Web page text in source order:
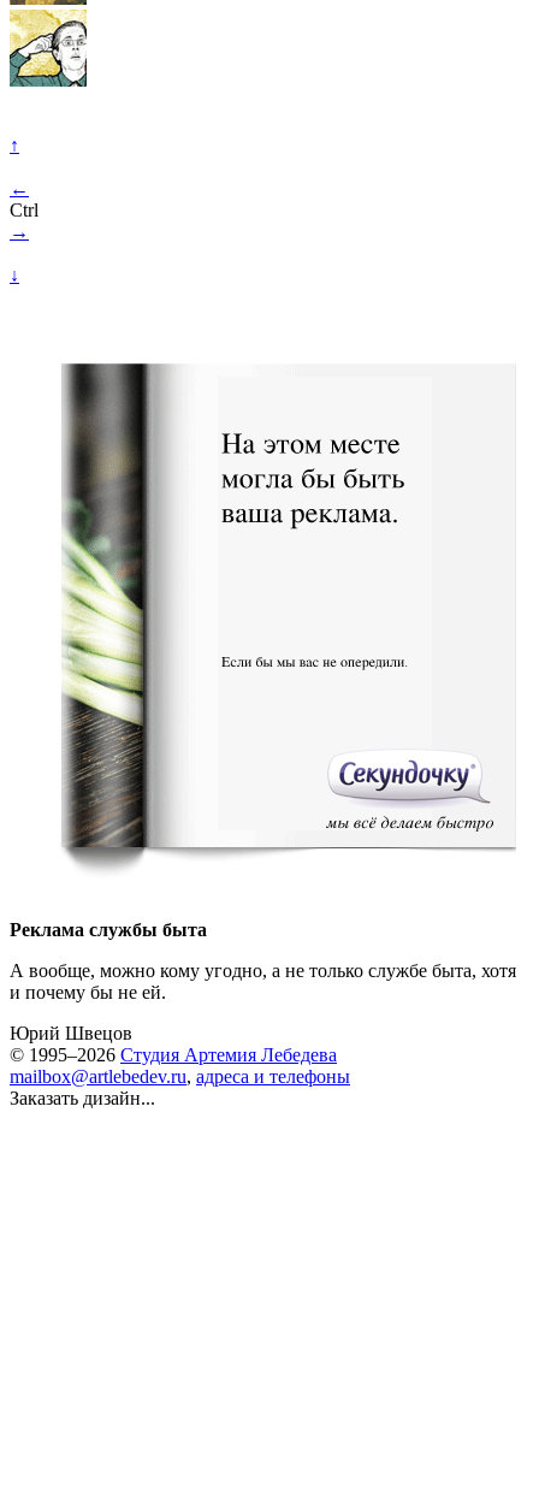
↑
←
Ctrl
→
↓
Реклама службы быта
А вообще, можно кому угодно, а не только службе быта, хотя
и почему бы не ей.
Юрий Швецов
© 1995–2026 Студия Артемия Лебедева
mailbox@artlebedev.ru, адреса и телефоны
Заказать дизайн...